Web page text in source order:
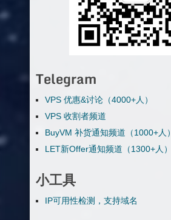
Telegram
VPS 优惠&讨论（4000+人）
VPS 收割者频道
BuyVM 补货通知频道（1000+人）
LET新Offer通知频道（1300+人）
小工具
IP可用性检测，支持域名